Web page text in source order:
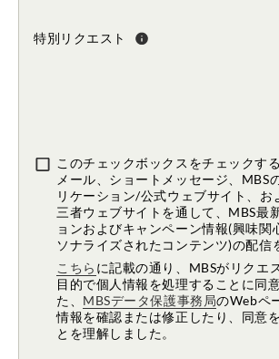
特別リクエスト
このチェックボックスをチェックす
メール、ショートメッセージ、MBS
リケーション/公式ウェブサイト、お
三者ウェブサイトを通して、MBS最
ョンおよびキャンペーン情報(興味関
ソナライズされたコンテンツ)の配信
こちら に記載の通り、MBSがリクエ
目的で個人情報を処理することに同
た、 MBSデータ保護事務局のWebペ
情報を確認または修正したり、同意
とを理解しました。